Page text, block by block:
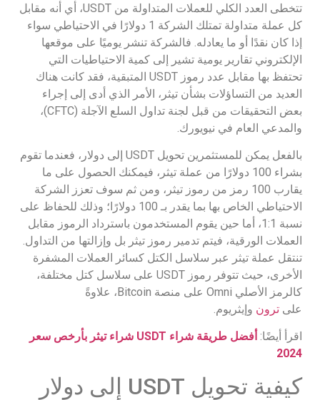
تتخطى العدد الكلي للعملات المتداولة من USDT، أي أنه مقابل
كل عملة متداولة تمتلك الشركة 1 دولارًا في الاحتياطي سواء
إذا كان نقدًا أو ما يعادله. فالشركة تنشر يوميًا على موقعها
الإلكتروني تقارير يومية تشير إلى كمية الاحتياطيات التي
تحتفظ بها مقابل عدد رموز USDT المتبقية، فقد كانت هناك
العديد من التساؤلات بشأن تيثر، الأمر الذي أدى إلى إجراء
بعض التحقيقات من قبل لجنة تداول السلع الآجلة (CFTC)،
والمدعي العام في نيويورك.
بالفعل يمكن للمستثمرين تحويل USDT إلى دولار، فعندما تقوم
بشراء 100 دولارًا من عملة تيثر، فيمكنك الحصول على ما
يقارب 100 رمز من رموز تيثر، ومن ثم سوف تعزز الشركة
الاحتياطي الخاص بها بما يقدر بـ 100 دولارًا؛ وذلك للحفاظ على
نسبة 1:1، أما حين يقوم المستخدمون باسترداد الرموز مقابل
العملات الورقية، فيتم تدمير رموز تيثر بل وإزالتها من التداول.
تنتقل عملة تيثر عبر سلاسل الكتل كسائر العملات المشفرة
الأخرى، حيث تتوفر رموز USDT على سلاسل كتل مختلفة،
كالرمز الأصلي Omni على منصة Bitcoin، علاوةً
على ترون وإيثريوم.
اقرأ أيضًا: أفضل طريقة شراء
USDT شراء تيثر بأرخص سعر
2024
كيفية تحويل USDT إلى دولار